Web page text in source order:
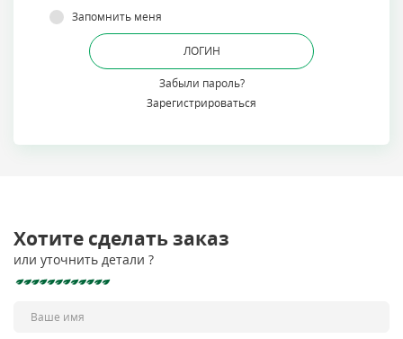
Запомнить меня
Забыли пароль?
Хотите сделать заказ
или уточнить детали ?